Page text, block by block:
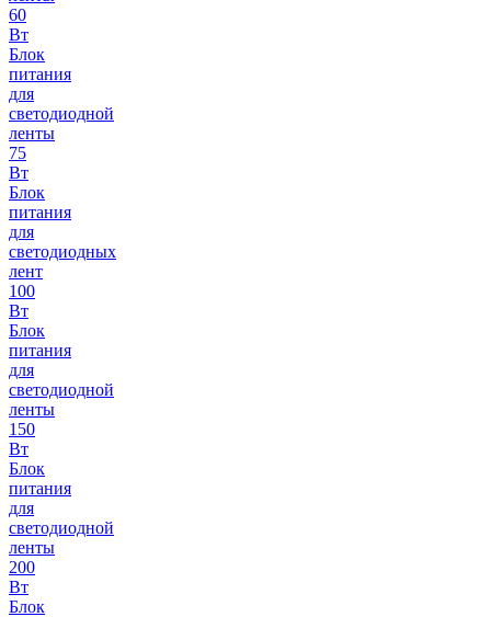
60
Вт
Блок
питания
для
светодиодной
ленты
75
Вт
Блок
питания
для
светодиодных
лент
100
Вт
Блок
питания
для
светодиодной
ленты
150
Вт
Блок
питания
для
светодиодной
ленты
200
Вт
Блок